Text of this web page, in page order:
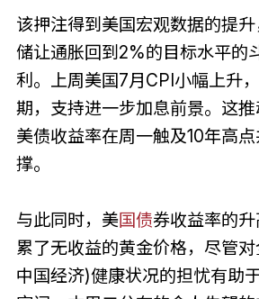
该押注得到美国宏观数据的提
储让通胀回到2%的目标水平的
利。上周美国7月CPI小幅上升
期，支持进一步加息前景。这
美债收益率在周一触及10年高
撑。
与此同时，美国债券收益率的
累了无收益的黄金价格，尽管
中国经济)健康状况的担忧有助